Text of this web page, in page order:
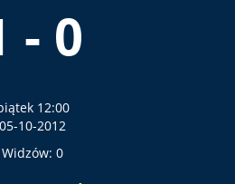
- 0
12:00
05-10-2012
Widzów: 0